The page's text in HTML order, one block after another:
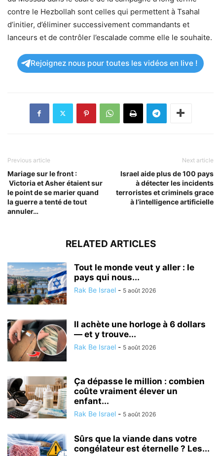
contre le Hezbollah sont celles qui permettent à Tsahal
d’initier, d’éliminer successivement commandants et
lanceurs et de contrôler l’escalade comme elle le souhaite.
Rejoignez nous pour toutes les vidéos en live !
Previous article
Mariage sur le front :
Victoria et Asher étaient sur
le point de se marier quand
la guerre a tenté de tout
annuler…
Next article
Israel aide plus de 100 pays
à détecter les incidents
terroristes et criminels grace
à l’intelligence artificielle
RELATED ARTICLES
Tout le monde veut y aller : le
pays qui nous...
Rak Be Israel - 5 août 2026
Il achète une horloge à 6 dollars
— et y trouve...
Rak Be Israel - 5 août 2026
Ça dépasse le million : combien
coûte vraiment élever un
enfant...
Rak Be Israel - 5 août 2026
Sûrs que la viande dans votre
congélateur est éternelle ? Les...